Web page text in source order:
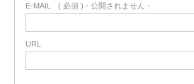
E-MAIL ( 必須 ) - 公開されません -
URL